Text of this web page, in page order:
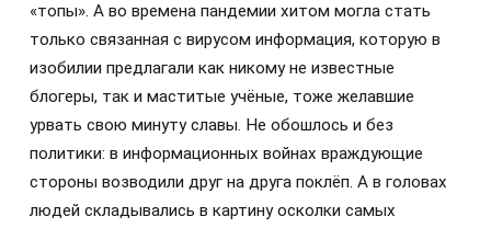
«топы». А во времена пандемии хитом могла стать
только связанная с вирусом информация, которую в
изобилии предлагали как никому не известные
блогеры, так и маститые учёные, тоже желавшие
урвать свою минуту славы. Не обошлось и без
политики: в информационных войнах враждующие
стороны возводили друг на друга поклёп. А в головах
людей складывались в картину осколки самых